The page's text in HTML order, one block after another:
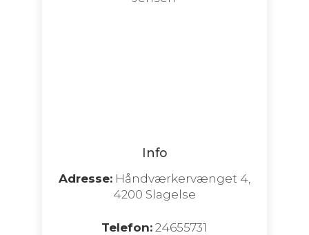
Info
Adresse:Håndværkervænget 4,
4200 Slagelse
Telefon: 24655731